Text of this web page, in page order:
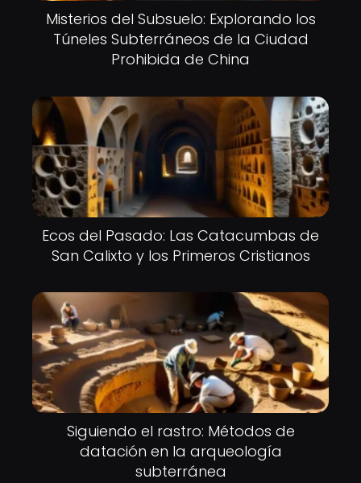
Misterios del Subsuelo: Explorando los
Túneles Subterráneos de la Ciudad
Prohibida de China
Ecos del Pasado: Las Catacumbas de
San Calixto y los Primeros Cristianos
Siguiendo el rastro: Métodos de
datación en la arqueología
subterránea